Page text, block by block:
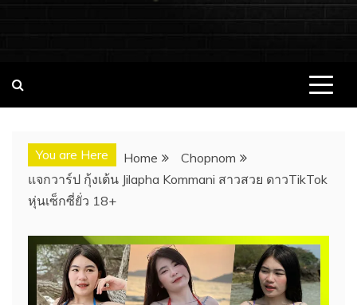
ดอล นางแบบ ONLYFANS หุ่นเอ็กซ์
You are Here Home
Chopnom
แจกวาร์ป กุ้งเต้น Jilapha Kommani สาวสวย ดาวTikTok
หุ่นเซ็กซี่ยั่ว 18+